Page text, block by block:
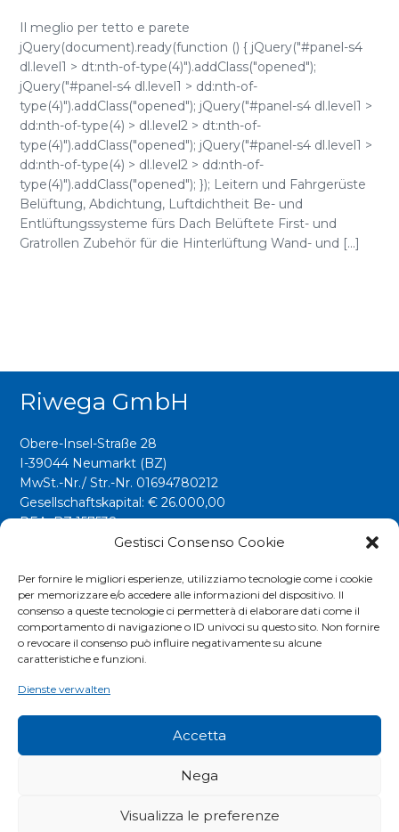
Gestisci Consenso Cookie
Per fornire le migliori esperienze, utilizziamo tecnologie come i cookie
per memorizzare e/o accedere alle informazioni del dispositivo. Il
consenso a queste tecnologie ci permetterà di elaborare dati come il
comportamento di navigazione o ID univoci su questo sito. Non fornire
o revocare il consenso può influire negativamente su alcune
caratteristiche e funzioni.
Dienste verwalten
Accetta
Nega
Visualizza le preferenze
Il meglio per tetto e parete
jQuery(document).ready(function () { jQuery("#panel-s4
dl.level1 > dt:nth-of-type(4)").addClass("opened");
jQuery("#panel-s4 dl.level1 > dd:nth-of-
type(4)").addClass("opened"); jQuery("#panel-s4 dl.level1 >
dd:nth-of-type(4) > dl.level2 > dt:nth-of-
type(4)").addClass("opened"); jQuery("#panel-s4 dl.level1 >
dd:nth-of-type(4) > dl.level2 > dd:nth-of-
type(4)").addClass("opened"); }); Leitern und Fahrgerüste
Belüftung, Abdichtung, Luftdichtheit Be- und
Entlüftungssysteme fürs Dach Belüftete First- und
Gratrollen Zubehör für die Hinterlüftung Wand- und [...]
Riwega GmbH
Obere-Insel-Straße 28
I-39044 Neumarkt (BZ)
MwSt.-Nr./ Str.-Nr. 01694780212
Gesellschaftskapital: € 26.000,00
REA: BZ 157538
info@riwega.com
Tel.+39 0471 827500
Social
PRIVACY POLICY